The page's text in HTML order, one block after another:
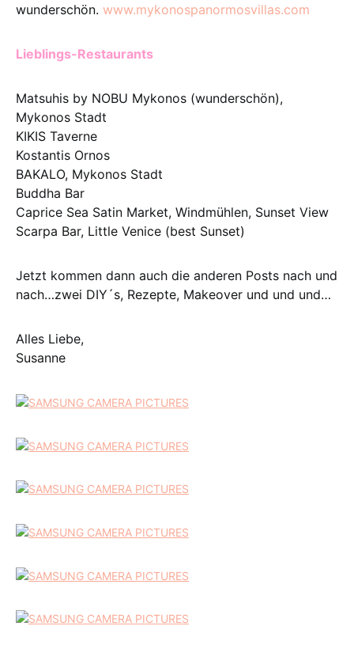
wunderschön. www.mykonospanormosvillas.com
Lieblings-Restaurants
Matsuhis by NOBU Mykonos (wunderschön),
Mykonos Stadt
KIKIS Taverne
Kostantis Ornos
BAKALO, Mykonos Stadt
Buddha Bar
Caprice Sea Satin Market, Windmühlen, Sunset View
Scarpa Bar, Little Venice (best Sunset)
Jetzt kommen dann auch die anderen Posts nach und
nach…zwei DIY´s, Rezepte, Makeover und und und…
Alles Liebe,
Susanne